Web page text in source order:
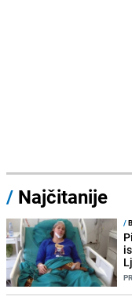
/ Najčitanije
/